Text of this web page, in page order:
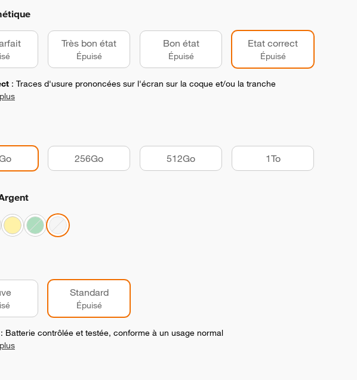
Très bon état
Épuisé
Bon état
Épuisé
Etat correct
Épuisé
: Traces d'usure prononcées sur l'écran sur la coque et/ou la tranche
256Go 512Go 1To
Standard
Épuisé
: Batterie contrôlée et testée, conforme à un usage normal